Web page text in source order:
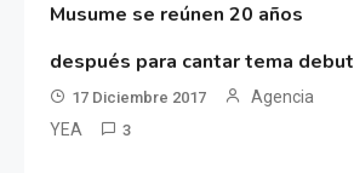
Musume se reúnen 20 años
después para cantar tema debut
17 Diciembre 2017
Agencia
YEA
3